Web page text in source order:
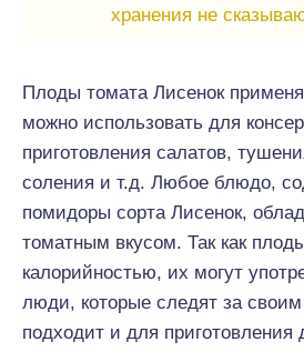
хранения не
Плоды томата Лисенок
можно использовать для
приготовления салатов,
соления и т.д. Любое блюдо,
помидоры сорта Лисенок,
томатным вкусом. Так как
калорийностью, их могут
люди, которые следят за
подходит и для приготовления